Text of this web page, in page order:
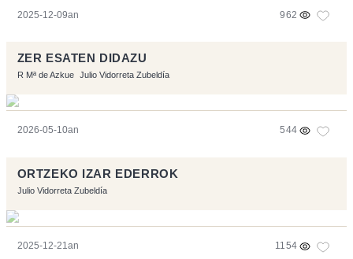
2025-12-09an 962
ZER ESATEN DIDAZU
R Mª de Azkue Julio Vidorreta Zubeldía
2026-05-10an 544
ORTZEKO IZAR EDERROK
Julio Vidorreta Zubeldía
2025-12-21an 1154